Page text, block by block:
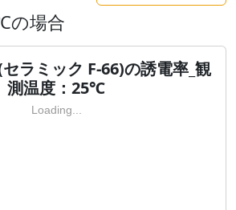
の場合
ラミック F-66)の誘電率_観
測温度：25℃
Loading...